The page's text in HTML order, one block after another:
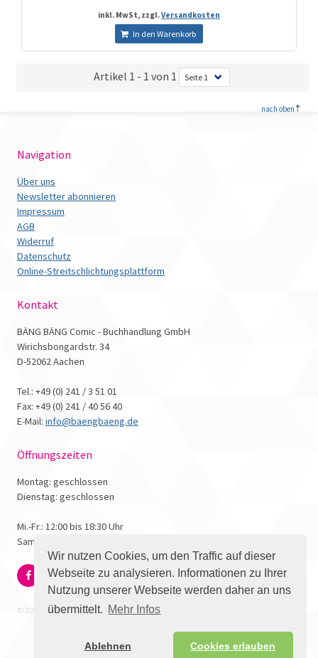
Wir nutzen Cookies, um den Traffic auf dieser
Webseite zu analysieren. Informationen zu Ihrer
Nutzung unserer Webseite werden daher an uns
übermittelt. Mehr Infos
Ablehnen Cookies erlauben
inkl. MwSt, zzgl.Versandkosten
In den Warenkorb
Artikel 1 - 1 von 1
nach oben
Navigation
Über uns
Newsletter abonnieren
Impressum
AGB
Widerruf
Datenschutz
Online-Streitschlichtungsplattform
Kontakt
BÄNG BÄNG Comic - Buchhandlung GmbH
Wirichsbongardstr. 34
D-52062 Aachen
Tel.: +49 (0) 241 / 3 51 01
Fax: +49 (0) 241 / 40 56 40
E-Mail: info@baengbaeng.de
Öffnungszeiten
Montag: geschlossen
Dienstag: geschlossen
Mi.-Fr.: 12:00 bis 18:30 Uhr
Samstag: 10:00 bis 17:00 Uhr
© 2026 - Bäng Bäng Comicbuchhandlung